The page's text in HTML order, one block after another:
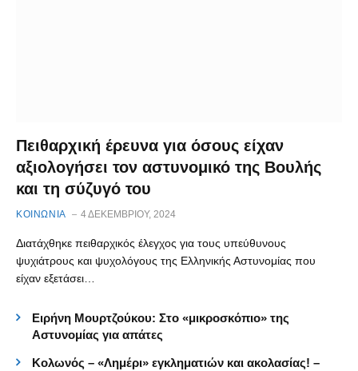
Πειθαρχική έρευνα για όσους είχαν
αξιολογήσει τον αστυνομικό της Βουλής
και τη σύζυγό του
ΚΟΙΝΩΝΙΑ 4 ΔΕΚΕΜΒΡΊΟΥ, 2024
Διατάχθηκε πειθαρχικός έλεγχος για τους υπεύθυνους
ψυχιάτρους και ψυχολόγους της Ελληνικής Αστυνομίας που
είχαν εξετάσει…
Ειρήνη Μουρτζούκου: Στο «μικροσκόπιο» της
Αστυνομίας για απάτες
Κολωνός – «Λημέρι» εγκληματιών και ακολασίας! –